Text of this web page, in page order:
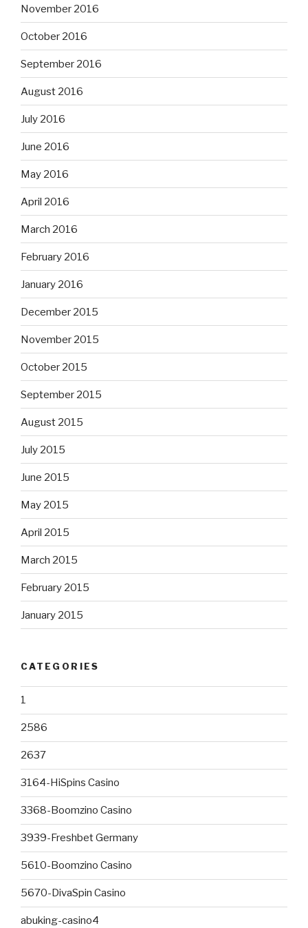
November 2016
October 2016
September 2016
August 2016
July 2016
June 2016
May 2016
April 2016
March 2016
February 2016
January 2016
December 2015
November 2015
October 2015
September 2015
August 2015
July 2015
June 2015
May 2015
April 2015
March 2015
February 2015
January 2015
CATEGORIES
1
2586
2637
3164-HiSpins Casino
3368-Boomzino Casino
3939-Freshbet Germany
5610-Boomzino Casino
5670-DivaSpin Casino
abuking-casino4